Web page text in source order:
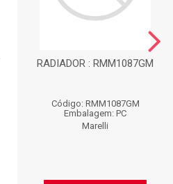
RADIADOR : RMM1087GM
Código: RMM1087GM
Embalagem: PC
Marelli